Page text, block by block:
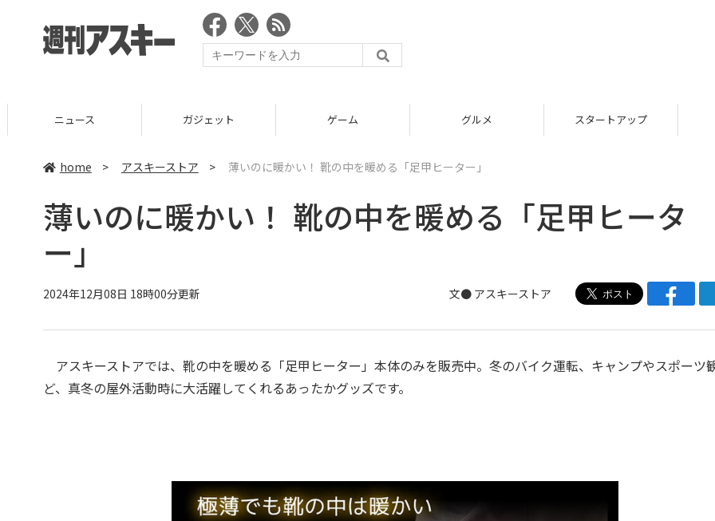
ニュース ガジェット ゲーム グルメ スタートアップ
home > アスキーストア > 薄いのに暖かい！ 靴の中を暖める「足甲ヒーター」
薄いのに暖かい！ 靴の中を暖める「足甲ヒータ
ー」
2024年12月08日 18時00分更新 文● アスキーストア
アスキーストアでは、靴の中を暖める「足甲ヒーター」本体のみを販売中。冬のバイク運転、キャンプやスポーツ
ど、真冬の屋外活動時に大活躍してくれるあったかグッズです。